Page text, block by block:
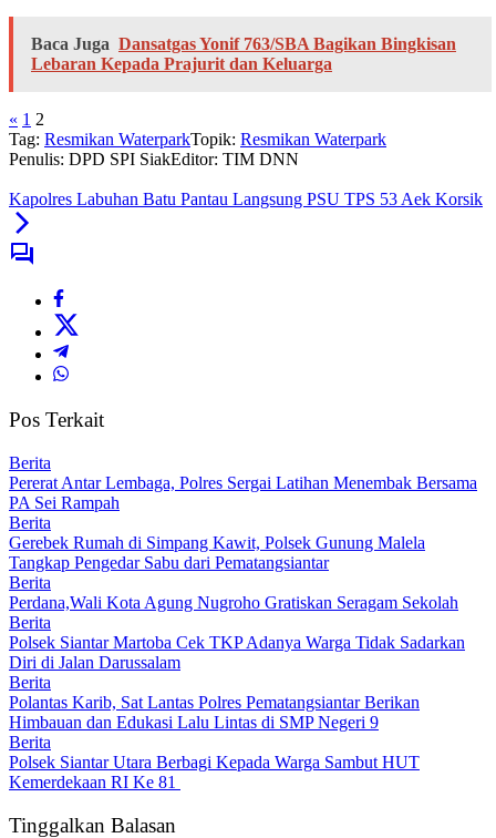
Baca Juga Dansatgas Yonif 763/SBA Bagikan Bingkisan
Lebaran Kepada Prajurit dan Keluarga
« 1 2
Tag: Resmikan WaterparkTopik: Resmikan Waterpark
Penulis: DPD SPI SiakEditor: TIM DNN
Kapolres Labuhan Batu Pantau Langsung PSU TPS 53 Aek Korsik
Pos Terkait
Berita
Pererat Antar Lembaga, Polres Sergai Latihan Menembak Bersama
PA Sei Rampah
Berita
Gerebek Rumah di Simpang Kawit, Polsek Gunung Malela
Tangkap Pengedar Sabu dari Pematangsiantar
Berita
Perdana,Wali Kota Agung Nugroho Gratiskan Seragam Sekolah
Berita
Polsek Siantar Martoba Cek TKP Adanya Warga Tidak Sadarkan
Diri di Jalan Darussalam
Berita
Polantas Karib, Sat Lantas Polres Pematangsiantar Berikan
Himbauan dan Edukasi Lalu Lintas di SMP Negeri 9
Berita
Polsek Siantar Utara Berbagi Kepada Warga Sambut HUT
Kemerdekaan RI Ke 81
Tinggalkan Balasan